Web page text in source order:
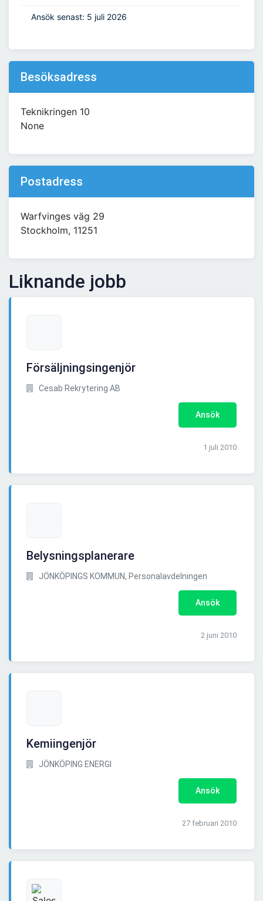
Ansök senast: 5 juli 2026
Besöksadress
Teknikringen 10
None
Postadress
Warfvinges väg 29
Stockholm, 11251
Liknande jobb
Försäljningsingenjör
Cesab Rekrytering AB
Ansök
1 juli 2010
Belysningsplanerare
JÖNKÖPINGS KOMMUN, Personalavdelningen
Ansök
2 juni 2010
Kemiingenjör
JÖNKÖPING ENERGI
Ansök
27 februari 2010